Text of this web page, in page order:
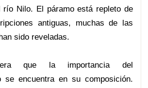
río Nilo. El páramo está repleto de
antiguas, muchas de las
sido reveladas.
que la importancia del
se encuentra en su composición.